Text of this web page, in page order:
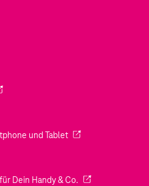
Tab geöffnet)
in einem neuen Tab geöffnet)
einem neuen Tab geöffnet)
und Tablet(Wird in einem
neuen Tab geöffnet)
Dein Handy & Co. (Wird in einem